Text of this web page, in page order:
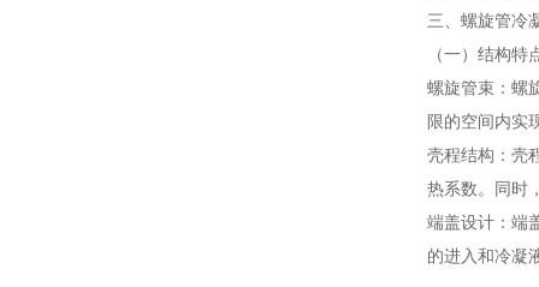
三、螺旋管冷
（一）结构特
螺旋管束：螺
限的空间内实
壳程结构：壳
热系数。同时
端盖设计：端
的进入和冷凝